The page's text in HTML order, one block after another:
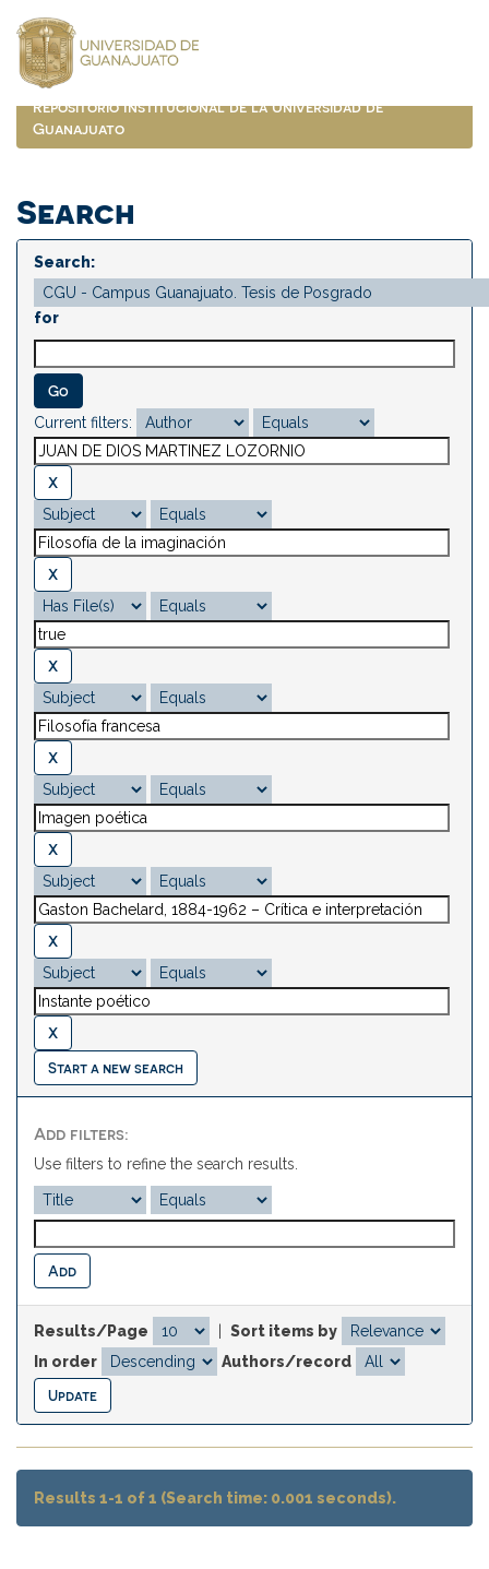
navigation
Repositorio Institucional de la Universidad de
Guanajuato
Search
Search:
for
Current filters:
Start a new search
Add filters:
Use filters to refine the search results.
Results/Page
Sort items by
In order
Authors/record
Results 1-1 of 1 (Search time: 0.001 seconds).